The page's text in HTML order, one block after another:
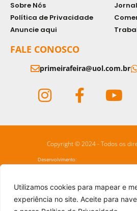
Utilizamos cookies para mapear e
experiência no site. Aceite para
Sobre Nós
Política de Privacidade
Anuncie aqui
FALE CONOSCO
primeirafeira@uol.com.br
Copyright © 2024 - Todos os
Desenvolvimento: